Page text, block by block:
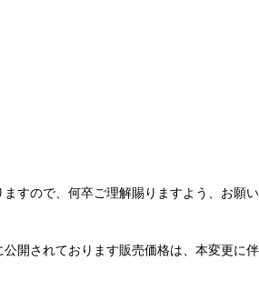
すので、何卒ご理解賜りますよう、お願い
開されております販売価格は、本変更に